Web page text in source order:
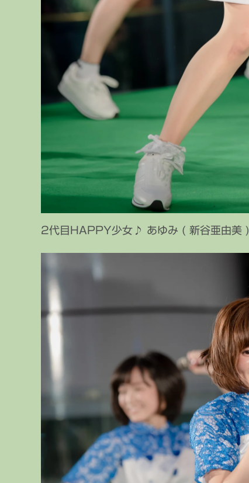
2代目HAPPY少女♪ あゆみ ( 新谷亜由美 )